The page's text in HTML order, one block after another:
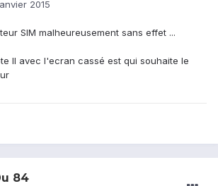
2015
SIM malheureusement sans effet ...
II avec l'ecran cassé est qui souhaite le
84